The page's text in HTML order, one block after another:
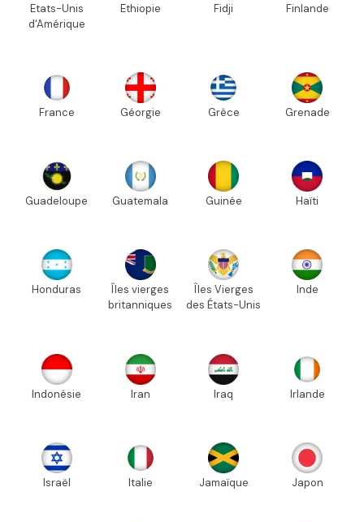
Etats-Unis
d'Amérique
Ethiopie Fidji Finlande
France Géorgie Grèce Grenade
Guadeloupe Guatemala Guinée Haïti
Honduras
Îles vierges
britanniques
Îles Vierges
des États-Unis
Inde
Indonésie Iran Iraq Irlande
Israël Italie Jamaïque Japon